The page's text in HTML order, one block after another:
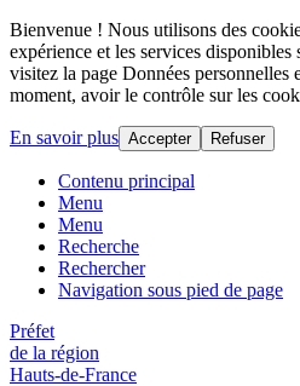
Bienvenue ! Nous utilisons des
expérience et les services
visitez la page Données personnelles
moment, avoir le contrôle sur les
En savoir plus Accepter Refuser
Contenu principal
Menu
Menu
Recherche
Rechercher
Navigation sous pied de page
Préfet
de la région
Hauts-de-France